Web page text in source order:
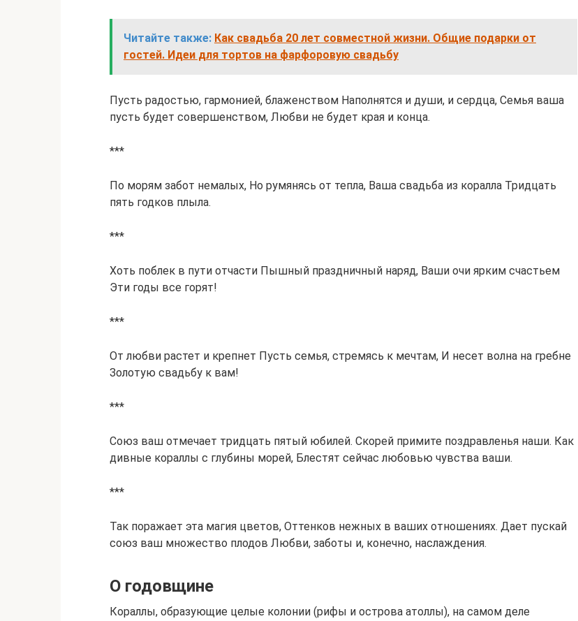
Читайте также: Как свадьба 20 лет совместной жизни. Общие подарки от
гостей. Идеи для тортов на фарфоровую свадьбу
Пусть радостью, гармонией, блаженством Наполнятся и души, и сердца, Семья ваша
пусть будет совершенством, Любви не будет края и конца.
***
По морям забот немалых, Но румянясь от тепла, Ваша свадьба из коралла Тридцать
пять годков плыла.
***
Хоть поблек в пути отчасти Пышный праздничный наряд, Ваши очи ярким счастьем
Эти годы все горят!
***
От любви растет и крепнет Пусть семья, стремясь к мечтам, И несет волна на гребне
Золотую свадьбу к вам!
***
Союз ваш отмечает тридцать пятый юбилей. Скорей примите поздравленья наши. Как
дивные кораллы с глубины морей, Блестят сейчас любовью чувства ваши.
***
Так поражает эта магия цветов, Оттенков нежных в ваших отношениях. Дает пускай
союз ваш множество плодов Любви, заботы и, конечно, наслаждения.
О годовщине
Кораллы, образующие целые колонии (рифы и острова атоллы), на самом деле